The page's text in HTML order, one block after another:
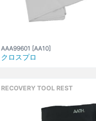
AAA99601 [AA10]
クロスプロ
RECOVERY TOOL REST